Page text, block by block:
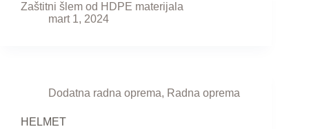
Zaštitni šlem od HDPE materijala
mart 1, 2024
Dodatna radna oprema, Radna oprema
HELMET